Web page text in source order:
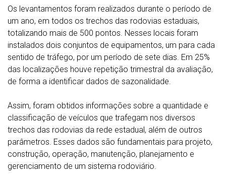
Os levantamentos foram realizados durante o período de
um ano, em todos os trechos das rodovias estaduais,
totalizando mais de 500 pontos. Nesses locais foram
instalados dois conjuntos de equipamentos, um para cada
sentido de tráfego, por um período de sete dias. Em 25%
das localizações houve repetição trimestral da avaliação,
de forma a identificar dados de sazonalidade.
Assim, foram obtidos informações sobre a quantidade e
classificação de veículos que trafegam nos diversos
trechos das rodovias da rede estadual, além de outros
parâmetros. Esses dados são fundamentais para projeto,
construção, operação, manutenção, planejamento e
gerenciamento de um sistema rodoviário.